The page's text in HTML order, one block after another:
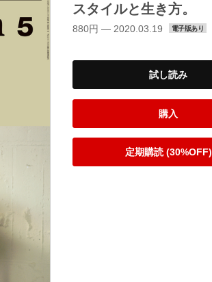
スタイルと生き方。
880円 — 2020.03.19 電子版あり
試し読み
購入
定期購読 (30%OFF)